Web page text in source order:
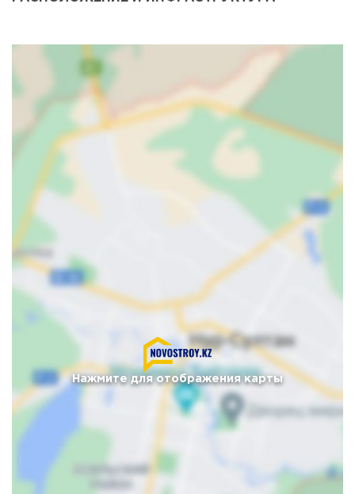
Нажмите для отображения карты